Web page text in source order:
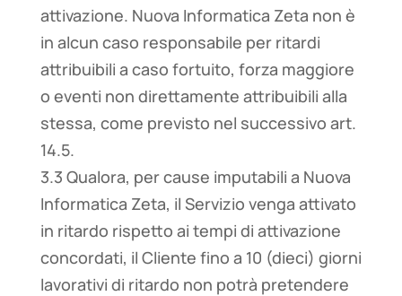
attivazione. Nuova Informatica Zeta non è
in alcun caso responsabile per ritardi
attribuibili a caso fortuito, forza maggiore
o eventi non direttamente attribuibili alla
stessa, come previsto nel successivo art.
14.5.
3.3 Qualora, per cause imputabili a Nuova
Informatica Zeta, il Servizio venga attivato
in ritardo rispetto ai tempi di attivazione
concordati, il Cliente fino a 10 (dieci) giorni
lavorativi di ritardo non potrà pretendere